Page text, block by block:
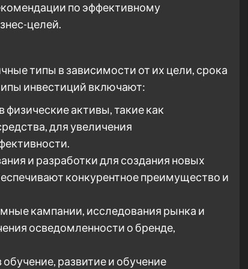
по эффективному
целей.
типы в зависимости от их цели, срока
инвестиций включают:
активы, такие как
для увеличения
и разработки для создания новых
конкурентное преимущество и
кампании, исследования рынка и
осведомленности о бренде,
развитие и обучение